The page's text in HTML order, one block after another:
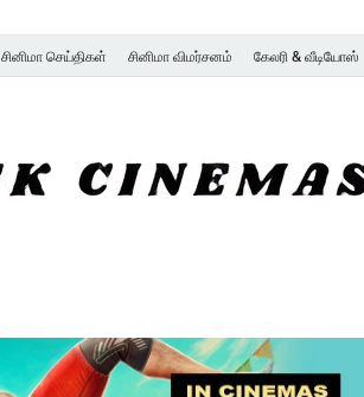
சினிமா செய்திகள் சினிமா விமர்சனம் கேலரி & வீடியோஸ்